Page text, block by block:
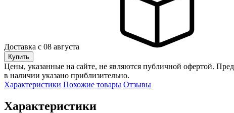
Доставка с 08 августа
Купить
Цены, указанные на сайте, не являются публичной офертой.
в наличии указано приблизительно.
Характеристики Похожие товары Отзывы
Характеристики